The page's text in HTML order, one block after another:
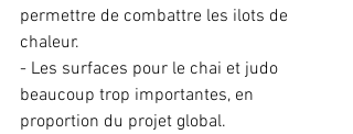
permettre de combattre les ilots de
chaleur.
- Les surfaces pour le chai et judo
beaucoup trop importantes, en
proportion du projet global.